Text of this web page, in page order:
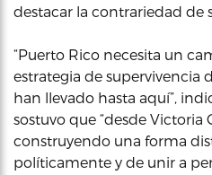
destacar la contrariedad de
“Puerto Rico necesita un
estrategia de supervivencia
han llevado hasta aquí”,
sostuvo que “desde
construyendo una forma
políticamente y de unir a